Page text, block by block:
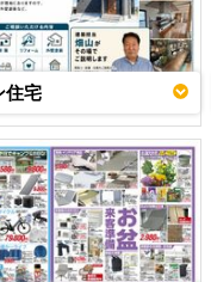
住宅